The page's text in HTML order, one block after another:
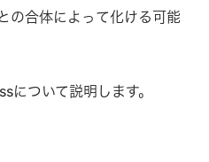
の合体によって化ける可能
ついて説明します。